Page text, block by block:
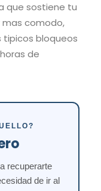
que sostiene tu
comodo,
tipicos bloqueos
de
recuperarte
de ir al